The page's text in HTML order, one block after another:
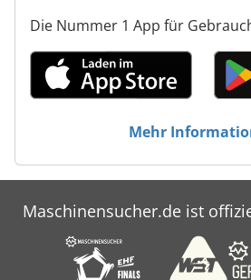
Die Nummer 1 App für
Mehr
Maschinensucher.de ist